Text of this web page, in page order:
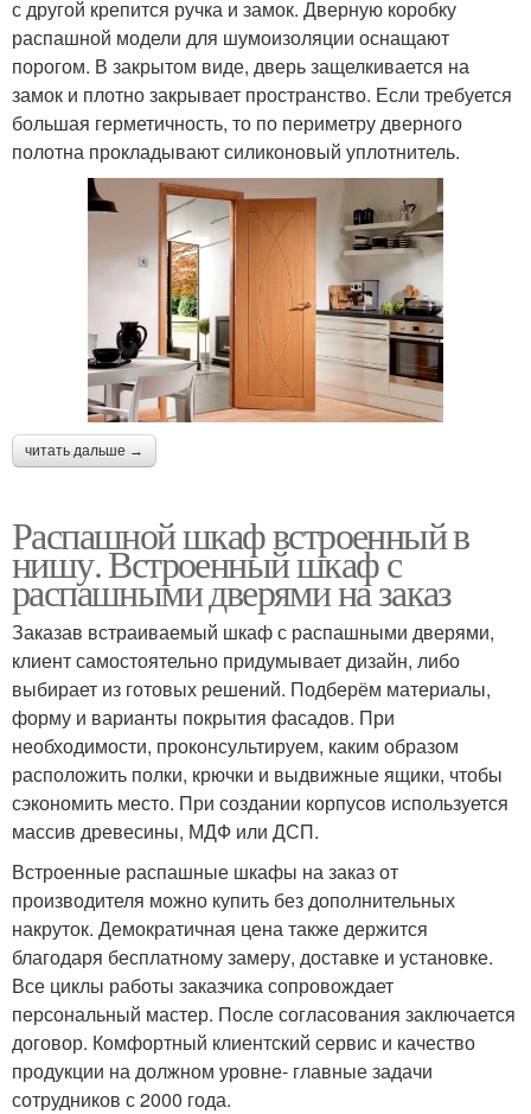
с другой крепится ручка и замок. Дверную коробку
распашной модели для шумоизоляции оснащают
порогом. В закрытом виде, дверь защелкивается на
замок и плотно закрывает пространство. Если требуется
большая герметичность, то по периметру дверного
полотна прокладывают силиконовый уплотнитель.
читать дальше →
Распашной шкаф встроенный в
нишу. Встроенный шкаф с
распашными дверями на заказ
Заказав встраиваемый шкаф с распашными дверями,
клиент самостоятельно придумывает дизайн, либо
выбирает из готовых решений. Подберём материалы,
форму и варианты покрытия фасадов. При
необходимости, проконсультируем, каким образом
расположить полки, крючки и выдвижные ящики, чтобы
сэкономить место. При создании корпусов используется
массив древесины, МДФ или ДСП.
Встроенные распашные шкафы на заказ от
производителя можно купить без дополнительных
накруток. Демократичная цена также держится
благодаря бесплатному замеру, доставке и установке.
Все циклы работы заказчика сопровождает
персональный мастер. После согласования заключается
договор. Комфортный клиентский сервис и качество
продукции на должном уровне- главные задачи
сотрудников с 2000 года.